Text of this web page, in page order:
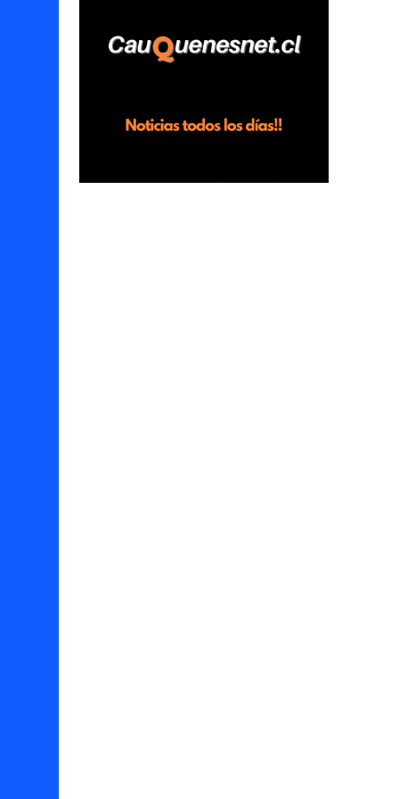
en el sector Dollimbuta, comuna de
Pelluhue. Allí, mientras se encontraba junto
plantación de frutillas, habría sostenido una